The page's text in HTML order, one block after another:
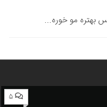
بهتره مو خوره...
۵